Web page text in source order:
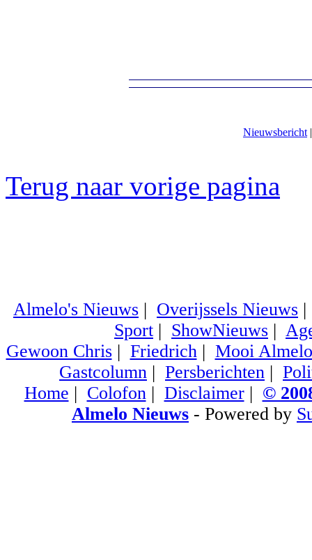
Nieuwsbericht
Terug naar vorige pagina
Almelo's Nieuws | Overijssels Nieuws
Sport | ShowNieuws |
Gewoon Chris| Friedrich| Mooi Almelo
Gastcolumn | Persberichten |
Home | Colofon| Disclaimer| ©
Almelo Nieuws - Powered by